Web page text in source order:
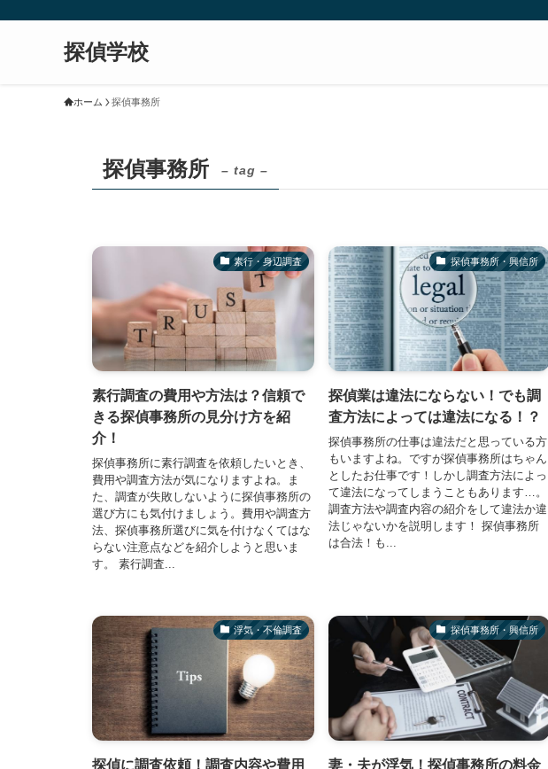
探偵学校
ホーム 探偵事務所
探偵事務所 – tag –
素行・身辺調査
素行調査の費用や方法は？信頼で
きる探偵事務所の見分け方を紹
介！
探偵事務所に素行調査を依頼したいとき、
費用や調査方法が気になりますよね。ま
た、調査が失敗しないように探偵事務所の
選び方にも気付けましょう。費用や調査方
法、探偵事務所選びに気を付けなくてはな
らない注意点などを紹介しようと思いま
す。 素行調査...
探偵事務所・興信所
探偵業は違法にならない！でも調
査方法によっては違法になる！？
探偵事務所の仕事は違法だと思っている方
もいますよね。ですが探偵事務所はちゃん
としたお仕事です！しかし調査方法によっ
て違法になってしまうこともあります…。
調査方法や調査内容の紹介をして違法か違
法じゃないかを説明します！ 探偵事務所
は合法！も...
浮気・不倫調査
探偵に調査依頼！調査内容や費用
探偵事務所・興信所
妻・夫が浮気！探偵事務所の料金